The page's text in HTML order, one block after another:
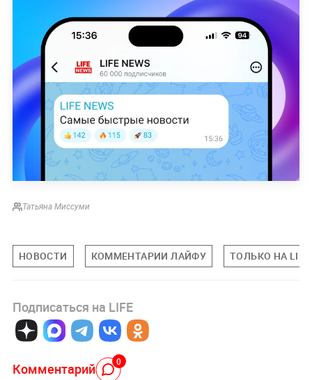
Татьяна Миссуми
НОВОСТИ КОММЕНТАРИИ ЛАЙФУ ТОЛЬКО НА LIFE
Подписаться на LIFE
Комментарий 0